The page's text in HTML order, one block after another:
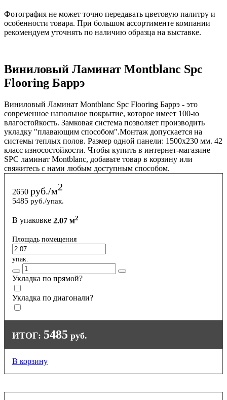
Фотография не может точно передавать цветовую палитру и
особенности товара. При большом ассортименте компании
рекомендуем уточнять по наличию образца на выставке.
Виниловый Ламинат Montblanc Spc
Flooring Баррэ
Виниловый Ламинат Montblanc Spc Flooring Баррэ - это
современное напольное покрытие, которое имеет 100-ю
влагостойкость. Замковая система позволяет производить
укладку "плавающим способом".Монтаж допускается на
системы теплых полов. Размер одной панели: 1500x230 мм. 42
класс износостойкости. Чтобы купить в интернет-магазине
SPC ламинат Montblanc, добавьте товар в корзину или
свяжитесь с нами любым доступным способом.
2650 руб./м2
5485 руб./упак.
В упаковке 2.07 м2
Площадь помещения
упак.
Укладка по прямой?
Укладка по диагонали?
ИТОГ: 5485 руб.
В корзину